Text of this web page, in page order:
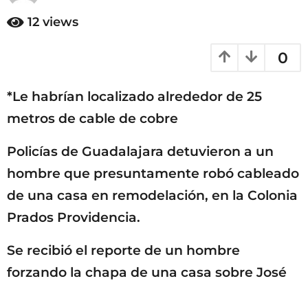
ñ
g
12 views
0
*Le habrían localizado alrededor de 25
metros de cable de cobre
Policías de Guadalajara detuvieron a un
hombre que presuntamente robó cableado
de una casa en remodelación, en la Colonia
Prados Providencia.
Se recibió el reporte de un hombre
forzando la chapa de una casa sobre José